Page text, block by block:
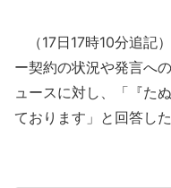
（17日17時10分追記
ー契約の状況や発言へ
ュースに対し、「『た
ております」と回答した